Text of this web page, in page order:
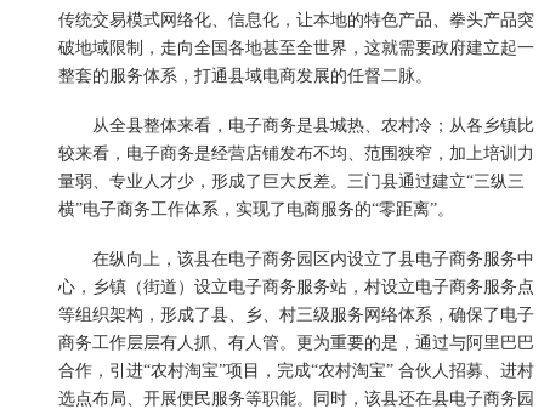
传统交易模式网络化、信息化，让本地的特色产品、拳头产品突
破地域限制，走向全国各地甚至全世界，这就需要政府建立起一
整套的服务体系，打通县域电商发展的任督二脉。
从全县整体来看，电子商务是县城热、农村冷；从各乡镇比
较来看，电子商务是经营店铺发布不均、范围狭窄，加上培训力
量弱、专业人才少，形成了巨大反差。三门县通过建立“三纵三
横”电子商务工作体系，实现了电商服务的“零距离”。
在纵向上，该县在电子商务园区内设立了县电子商务服务中
心，乡镇（街道）设立电子商务服务站，村设立电子商务服务点
等组织架构，形成了县、乡、村三级服务网络体系，确保了电子
商务工作层层有人抓、有人管。更为重要的是，通过与阿里巴巴
合作，引进“农村淘宝”项目，完成“农村淘宝” 合伙人招募、进村
选点布局、开展便民服务等职能。同时，该县还在县电子商务园